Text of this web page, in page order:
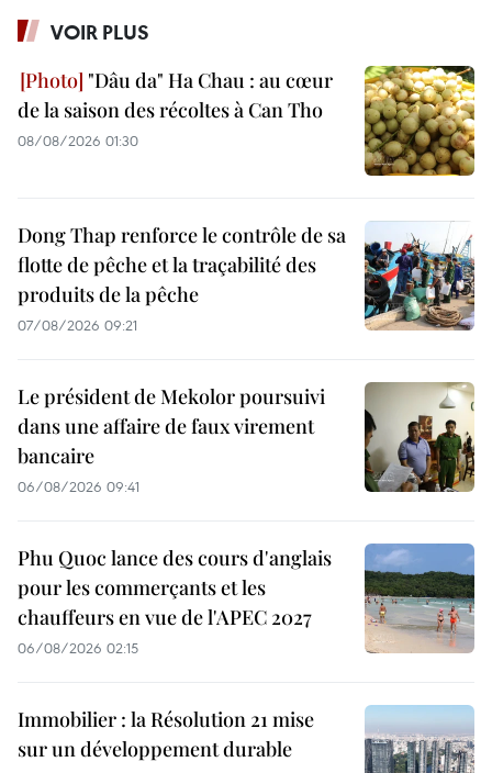
VOIR PLUS
"Dâu da" Ha Chau : au cœur
de la saison des récoltes à Can Tho
08/08/2026 01:30
Dong Thap renforce le contrôle de sa
flotte de pêche et la traçabilité des
produits de la pêche
07/08/2026 09:21
Le président de Mekolor poursuivi
dans une affaire de faux virement
bancaire
06/08/2026 09:41
Phu Quoc lance des cours d'anglais
pour les commerçants et les
chauffeurs en vue de l'APEC 2027
06/08/2026 02:15
Immobilier : la Résolution 21 mise
sur un développement durable